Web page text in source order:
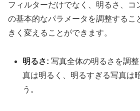
フィルターだけでなく、明るさ、コ
の基本的なパラメータを調整するこ
きく変えることができます。
明るさ: 写真全体の明るさを調
真は明るく、明るすぎる写真は
う。